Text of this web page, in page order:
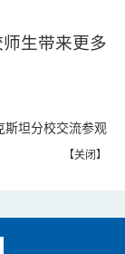
生带来更多
斯坦分校交流参观
【关闭】